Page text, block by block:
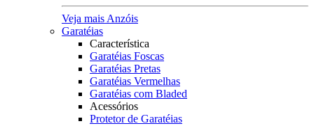
Veja mais Anzóis
Garatéias
Característica
Garatéias Foscas
Garatéias Pretas
Garatéias Vermelhas
Garatéias com Bladed
Acessórios
Protetor de Garatéias